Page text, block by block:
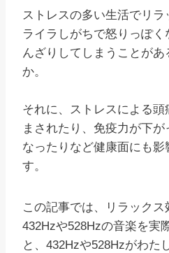
ストレスの多い生活でリラ
ライラしがちで怒りっぽく
んざりしてしまうことがあ
か。
それに、ストレスによる
まされたり、免疫力が下
なったりなど健康面にも影
す。
この記事では、リラック
432Hzや528Hzの音楽を実
と、432Hzや528Hzがわた